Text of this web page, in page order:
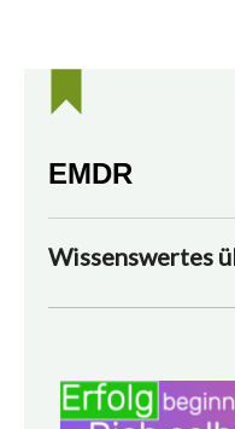
EMDR
Wissenswertes